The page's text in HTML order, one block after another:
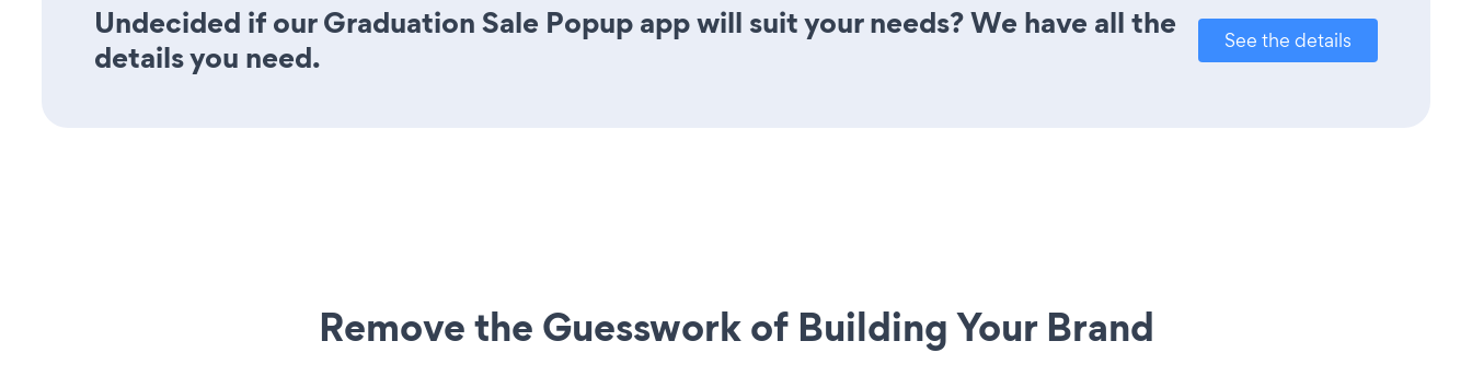
Undecided if our Graduation Sale Popup app will suit your needs? We have all the
details you need.
See the details
Remove the Guesswork of Building Your Brand